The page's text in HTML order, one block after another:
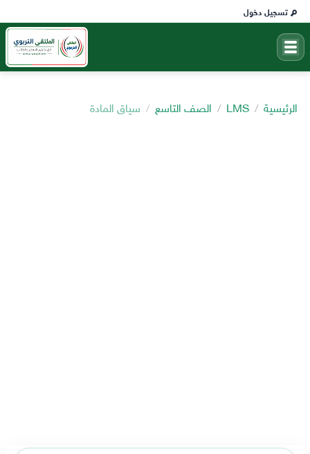
تسجيل دخول
الرئيسية LMS الصف التاسع سياق المادة